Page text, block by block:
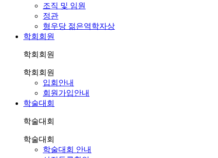
조직 및 임원
정관
형우당 젊은역학자상
학회회원
학회회원
학회회원
입회안내
회원가입안내
학술대회
학술대회
학술대회
학술대회 안내